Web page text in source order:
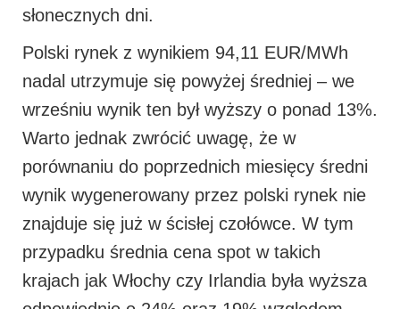
słonecznych dni.
Polski rynek z wynikiem 94,11 EUR/MWh
nadal utrzymuje się powyżej średniej – we
wrześniu wynik ten był wyższy o ponad 13%.
Warto jednak zwrócić uwagę, że w
porównaniu do poprzednich miesięcy średni
wynik wygenerowany przez polski rynek nie
znajduje się już w ścisłej czołówce. W tym
przypadku średnia cena spot w takich
krajach jak Włochy czy Irlandia była wyższa